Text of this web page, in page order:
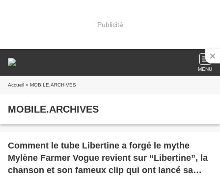
Publicité
MENU
Accueil » MOBILE.ARCHIVES
MOBILE.ARCHIVES
Comment le tube Libertine a forgé le mythe
Mylène Farmer Vogue revient sur “Libertine”, la
chanson et son fameux clip qui ont lancé sa